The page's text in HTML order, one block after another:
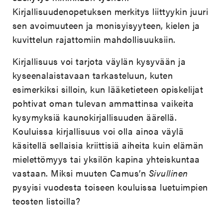
Kirjallisuudenopetuksen merkitys liittyykin juuri
sen avoimuuteen ja monisyisyyteen, kielen ja
kuvittelun rajattomiin mahdollisuuksiin.
Kirjallisuus voi tarjota väylän kysyvään ja
kyseenalaistavaan tarkasteluun, kuten
esimerkiksi silloin, kun lääketieteen opiskelijat
pohtivat oman tulevan ammattinsa vaikeita
kysymyksiä kaunokirjallisuuden äärellä.
Kouluissa kirjallisuus voi olla ainoa väylä
käsitellä sellaisia kriittisiä aiheita kuin elämän
mielettömyys tai yksilön kapina yhteiskuntaa
vastaan. Miksi muuten Camus’n Sivullinen
pysyisi vuodesta toiseen kouluissa luetuimpien
teosten listoilla?